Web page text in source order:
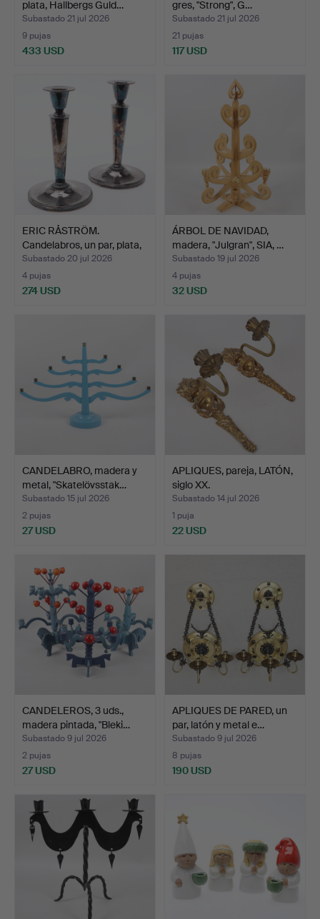
plata, Hallbergs Guld…
Subastado 21 jul 2026
9 pujas
433 USD
gres, "Strong", G…
Subastado 21 jul 2026
21 pujas
117 USD
ERIC RÅSTRÖM.
Candelabros, un par, plata,
…
Subastado 20 jul 2026
4 pujas
274 USD
ÁRBOL DE NAVIDAD,
madera, "Julgran", SIA, …
Subastado 19 jul 2026
4 pujas
32 USD
CANDELABRO, madera y
metal, "Skatelövsstak…
Subastado 15 jul 2026
2 pujas
27 USD
APLIQUES, pareja, LATÓN,
siglo XX.
Subastado 14 jul 2026
1 puja
22 USD
CANDELEROS, 3 uds.,
madera pintada, "Bleki…
Subastado 9 jul 2026
2 pujas
27 USD
APLIQUES DE PARED, un
par, latón y metal e…
Subastado 9 jul 2026
8 pujas
190 USD